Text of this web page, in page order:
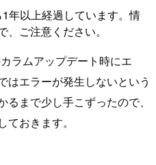
年以上経過しています。情
ご注意ください。
ラムアップデート時にエ
はエラーが発生しないという
まで少し手こずったので、
おきます。